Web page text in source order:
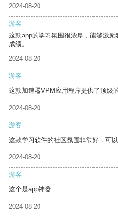
2024-08-20
游客
这款app的学习氛围很浓厚，能够激
成绩。
2024-08-20
游客
这款加速器VPM应用程序提供了顶级
2024-08-20
游客
这款学习软件的社区氛围非常好，可
2024-08-20
游客
这个是app神器
2024-08-20